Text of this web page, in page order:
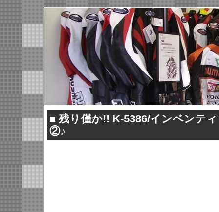
■残り僅か!! K-5386/インベンテ
②♪